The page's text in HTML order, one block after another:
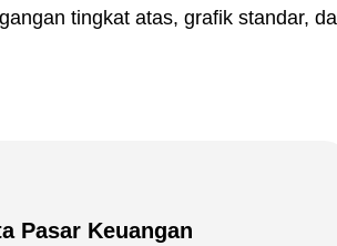
tingkat atas, grafik standar,
Pasar Keuangan